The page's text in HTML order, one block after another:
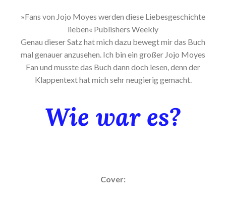
»Fans von Jojo Moyes werden diese Liebesgeschichte
lieben« Publishers Weekly
Genau dieser Satz hat mich dazu bewegt mir das Buch
mal genauer anzusehen. Ich bin ein großer Jojo Moyes
Fan und musste das Buch dann doch lesen, denn der
Klappentext hat mich sehr neugierig gemacht.
Wie war es?
Cover: